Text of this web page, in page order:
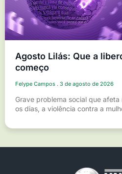
Agosto Lilás: Que a
começo
Felype Campos 3 de agosto de 2026
Grave problema social que
os dias, a violência contra a